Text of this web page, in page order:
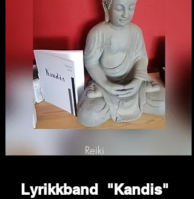
Reiki
Lyrikkband "Kandis"